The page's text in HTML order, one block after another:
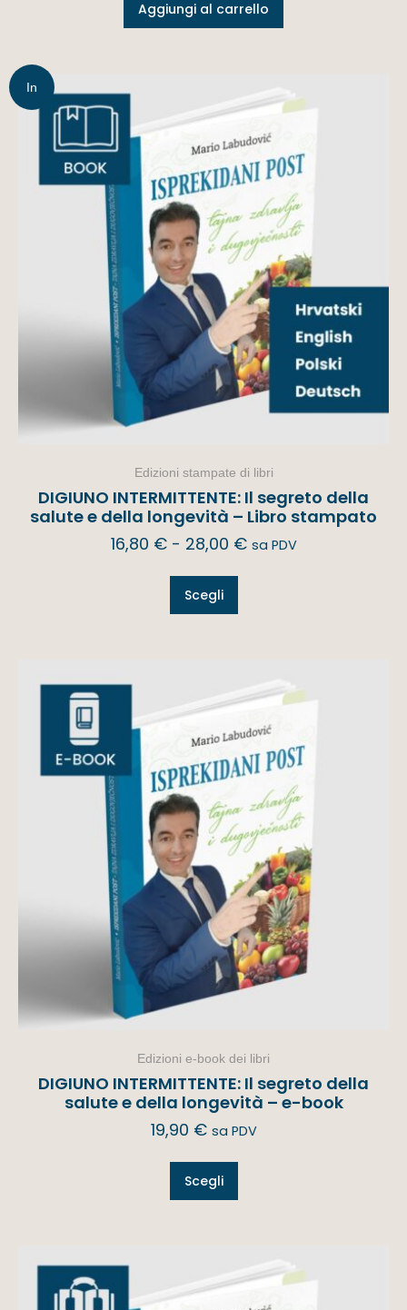
Aggiungi al carrello
In
Edizioni stampate di libri
DIGIUNO INTERMITTENTE: Il segreto della
salute e della longevità – Libro stampato
16,80 € - 28,00 € sa PDV
Scegli
Edizioni e-book dei libri
DIGIUNO INTERMITTENTE: Il segreto della
salute e della longevità – e-book
19,90 € sa PDV
Scegli